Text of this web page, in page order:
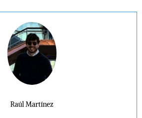
Raúl Martínez